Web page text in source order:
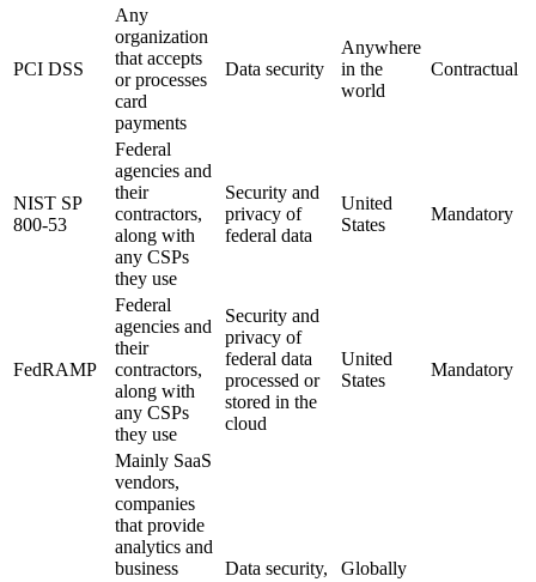
PCI DSS
Any
organization
that accepts
or processes
card
payments
Data security
Anywhere
in the
world
Contractual
NIST SP
800-53
Federal
agencies and
their
contractors,
along with
any CSPs
they use
Security and
privacy of
federal data
United
States
Mandatory
FedRAMP
Federal
agencies and
their
contractors,
along with
any CSPs
they use
Security and
privacy of
federal data
processed or
stored in the
cloud
United
States
Mandatory
Mainly SaaS
vendors,
companies
that provide
analytics and
business
Data security,
Globally